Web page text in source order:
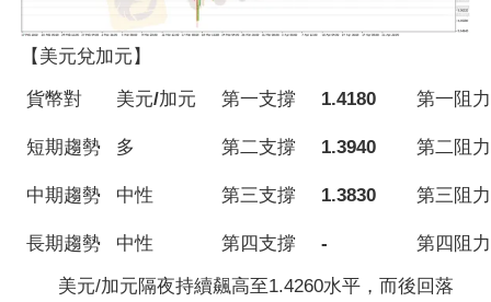
【美元兌加元】
貨幣對 美元/加元 第一支撐 1.4180 第一阻力
短期趨勢 多 第二支撐 1.3940 第二阻力
中期趨勢 中性 第三支撐 1.3830 第三阻力
長期趨勢 中性 第四支撐 - 第四阻力
美元/加元隔夜持續飆高至1.4260水平，而後回落